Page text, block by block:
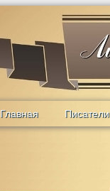
Главная Писатели